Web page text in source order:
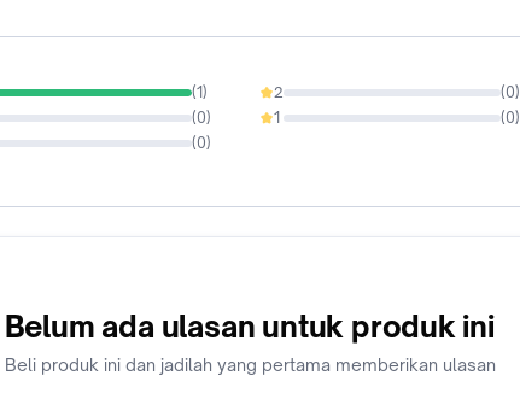
(1)
(0)
(0)
2 (0)
0%
1 (0)
0%
Belum ada ulasan untuk produk ini
Beli produk ini dan jadilah yang pertama memberikan ulasan